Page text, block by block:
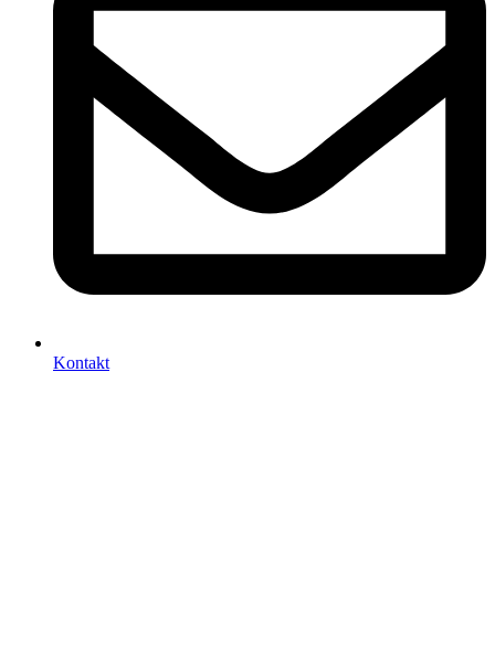
Kontakt